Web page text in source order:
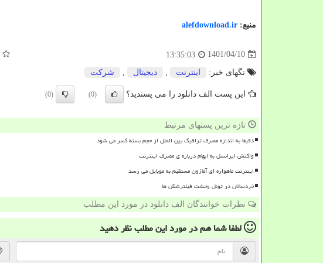
منبع: alefdownload.ir
1401/04/10
13:35:03
تگهای خبر: اینترنت دیجیتال شركت
این پست الف دانلود را می پسندید؟ (0)
(0)
تازه ترین پستهای مرتبط
دقیقا به اندازه مصرف ترافیک بین الملل از حجم بسته کسر می شود
واکنش ایرانسل به ابهام درباره ی مصرف اینترنت
اینترنت ماهواره ای آمازون مستقیم به موبایل می رسد
خردسالان در تونل وحشت فیلترشکن ها
نظرات خوانندگان الف دانلود در مورد این مطلب
لطفا شما همدر مورد این مطلبنظر دهید